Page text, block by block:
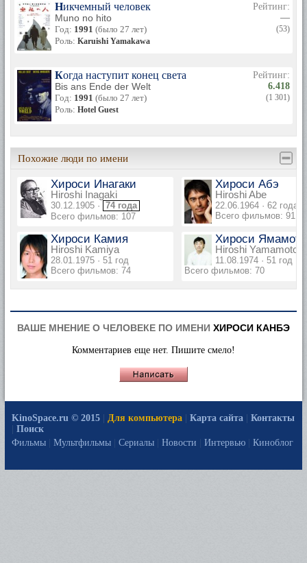
Никчемный человек
Muno no hito
Год: 1991 (было 27 лет)
Роль: Karuishi Yamakawa
Рейтинг:
—
(53)
Когда наступит конец света
Bis ans Ende der Welt
Год: 1991 (было 27 лет)
Роль: Hotel Guest
Рейтинг:
6.418
(1 301)
Похожие люди по имени
Хироси Инагаки
Hiroshi Inagaki
30.12.1905 · 74 года
Всего фильмов: 107
Хироси Абэ
Hiroshi Abe
22.06.1964 · 62 года
Всего фильмов: 91
Хироси Камия
Hiroshi Kamiya
28.01.1975 · 51 год
Всего фильмов: 74
Хироси Ямамото
Hiroshi Yamamoto
11.08.1974 · 51 год
Всего фильмов: 70
ВАШЕ МНЕНИЕ О ЧЕЛОВЕКЕ ПО ИМЕНИ ХИРОСИ КАНБЭ
Комментариев еще нет. Пишите смело!
KinoSpace.ru © 2015 Для компьютера Карта сайта
Контакты
Поиск
Фильмы
Мультфильмы Сериалы Новости Интервью Киноблог